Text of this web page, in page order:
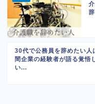
30代で公務員を辞めたい人
間企業の経験者が語る覚悟
い...